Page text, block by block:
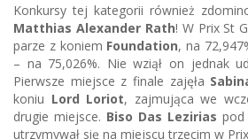
Konkursy tej kategorii również
Matthias Alexander Rath! W Prix St
parze z koniem Foundation, na
– na 75,026%. Nie wziął on jednak
Pierwsze miejsce z finale zajęła
koniu Lord Loriot, zajmująca we
drugie miejsce. Biso Das Lezirias pod
utrzymywał się na miejscu trzecim w